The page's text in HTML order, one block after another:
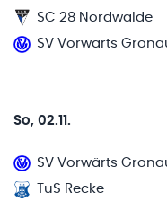
SC 28 Nordwalde
SV Vorwärts
So, 02.11.
SV Vorwärts
TuS Recke